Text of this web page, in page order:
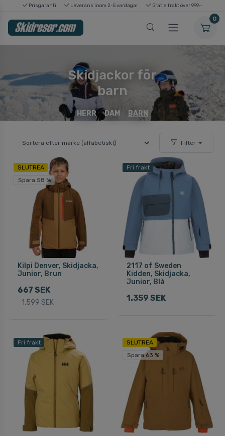
Prisgaranti Leverans inom 2-5 vardagar Gratis frakt över 999:-
0
Skidjackor för
barn
HERR DAM BARN
Filter
SLUTREA
Spara 58 %
Kilpi Denver, Skidjacka,
Junior, Brun
667 SEK
1.599 SEK
Fri frakt
2117 of Sweden
Kidden, Skidjacka,
Junior, Blå
1.359 SEK
Fri frakt
SLUTREA
Spara 63 %